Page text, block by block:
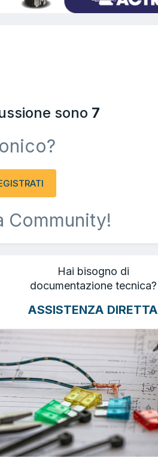
sono 7
Community!
Hai bisogno di
documentazione tecnica?
ASSISTENZA DIRETTA